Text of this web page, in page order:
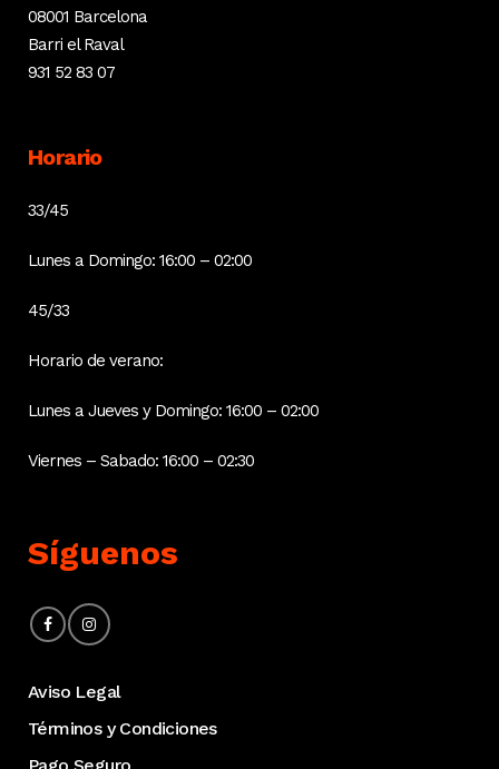
08001 Barcelona
Barri el Raval
931 52 83 07
Horario
33/45
Lunes a Domingo: 16:00 – 02:00
45/33
Horario de verano:
Lunes a Jueves y Domingo: 16:00 – 02:00
Viernes – Sabado: 16:00 – 02:30
Síguenos
Aviso Legal
Términos y Condiciones